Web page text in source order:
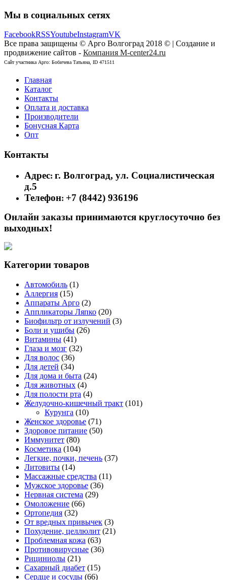
Мы в социальных сетях
FacebookRSSYoutubeInstagramVK
Все права защищены © Арго Волгоград 2018 © | Создание и
продвижение сайтов - Компания M-center24.ru
Сайт участника Арго: Бобичева Татьяна, ID 471511
Главная
Каталог
Контакты
Оплата и доставка
Производители
Бонусная Карта
Опт
Контакты
Адрес: г. Волгоград, ул. Социалистическая
д.5
Телефон: +7 (8442) 936196
Онлайн заказы принимаются круглосуточно без
выходных!
Категории товаров
Автомобиль (1)
Аллергия (15)
Аппараты Арго (2)
Аппликаторы Ляпко (20)
Биофильтр от излучений (3)
Боли и ушибы (26)
Витамины (41)
Глаза и мозг (32)
Для волос (36)
Для детей (34)
Для дома и быта (24)
Для животных (4)
Для полости рта (4)
Желудочно-кишечный тракт (101)
Курунга (10)
Женское здоровье (71)
Здоровое питание (50)
Иммунитет (80)
Косметика (104)
Легкие, почки, печень (37)
Литовиты (14)
Массажные средства (11)
Мужское здоровье (36)
Нервная система (29)
Омоложение (66)
Ортопедия (32)
От вредных привычек (3)
Похудение, целлюлит (21)
Проблемная кожа (63)
Противовирусные (36)
Рициниолы (21)
Сахарный диабет (15)
Сердце и сосуды (66)